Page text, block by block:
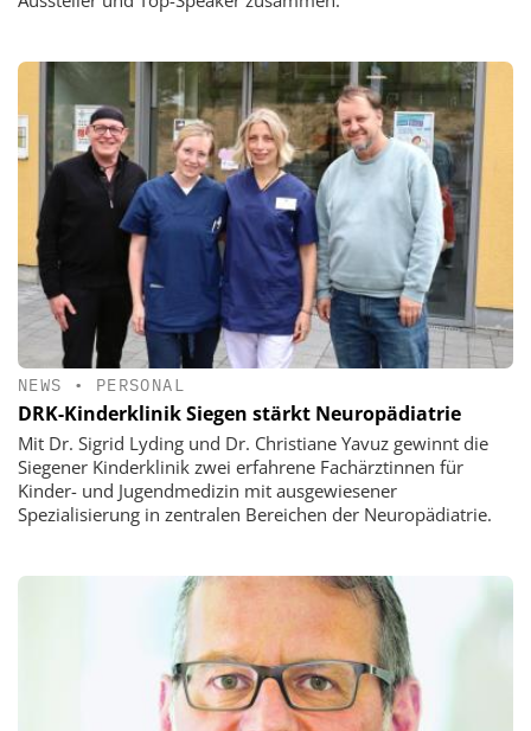
NEWS • PERSONAL
DRK-Kinderklinik Siegen stärkt Neuropädiatrie
Mit Dr. Sigrid Lyding und Dr. Christiane Yavuz gewinnt die
Siegener Kinderklinik zwei erfahrene Fachärztinnen für
Kinder- und Jugendmedizin mit ausgewiesener
Spezialisierung in zentralen Bereichen der Neuropädiatrie.